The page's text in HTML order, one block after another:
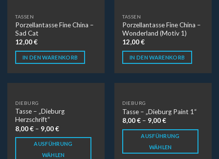
TASSEN
Porzellantasse Fine China –
Sad Cat
12,00€
IN DEN WARENKORB
TASSEN
Porzellantasse Fine China –
Wonderland (Motiv 1)
12,00€
IN DEN WARENKORB
DIEBURG
Tasse – „Dieburg
Herzschrift“
8,00€ – 9,00€
AUSFÜHRUNG
WÄHLEN
DIEBURG
Tasse – „Dieburg Paint 1“
8,00€ – 9,00€
AUSFÜHRUNG
WÄHLEN